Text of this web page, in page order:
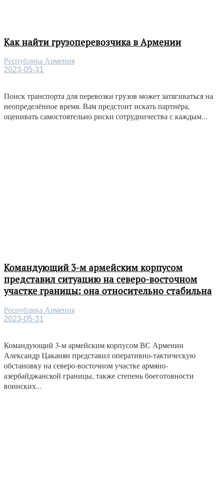
Как найти грузоперевозчика в Армении
Республика Армения
2023-05-31
Поиск транспорта для перевозки грузов может затягиваться на
неопределённое время. Вам предстоит искать партнёра,
оценивать самостоятельно риски сотрудничества с каждым...
Командующий 3-м армейским корпусом
представил ситуацию на северо-восточном
участке границы: она относительно стабильна
Республика Армения
2023-05-31
Командующий 3-м армейским корпусом ВС Армении
Александр Цаканян представил оперативно-тактическую
обстановку на северо-восточном участке армяно-
азербайджанской границы, также степень боеготовности
воинских...